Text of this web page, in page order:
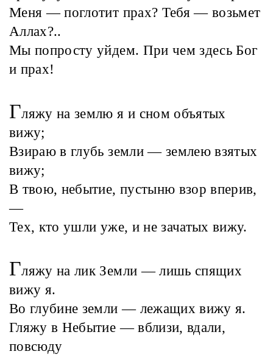
Меня — поглотит прах? Тебя — возьмет
Аллах?..
Мы попросту уйдем. При чем здесь Бог
и прах!
Гляжу на землю я и сном объятых
вижу;
Взираю в глубь земли — землею взятых
вижу;
В твою, небытие, пустыню взор вперив,
—
Тех, кто ушли уже, и не зачатых вижу.
Гляжу на лик Земли — лишь спящих
вижу я.
Во глубине земли — лежащих вижу я.
Гляжу в Небытие — вблизи, вдали,
повсюду